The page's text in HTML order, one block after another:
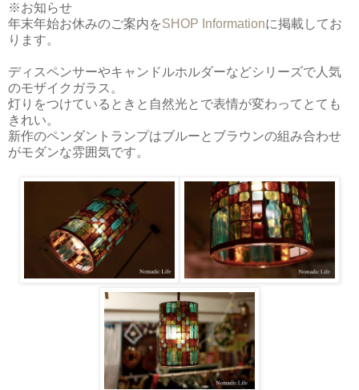
※お知らせ
年末年始お休みのご案内をSHOP Informationに掲載してお
ります。
ディスペンサーやキャンドルホルダーなどシリーズで人気
のモザイクガラス。
灯りをつけているときと自然光とで表情が変わってとても
きれい。
新作のペンダントランプはブルーとブラウンの組み合わせ
がモダンな雰囲気です。